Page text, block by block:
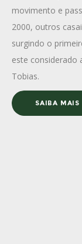
movimento e
2000, outros
surgindo o
este considerado
Tobias.
SAIBA MAIS